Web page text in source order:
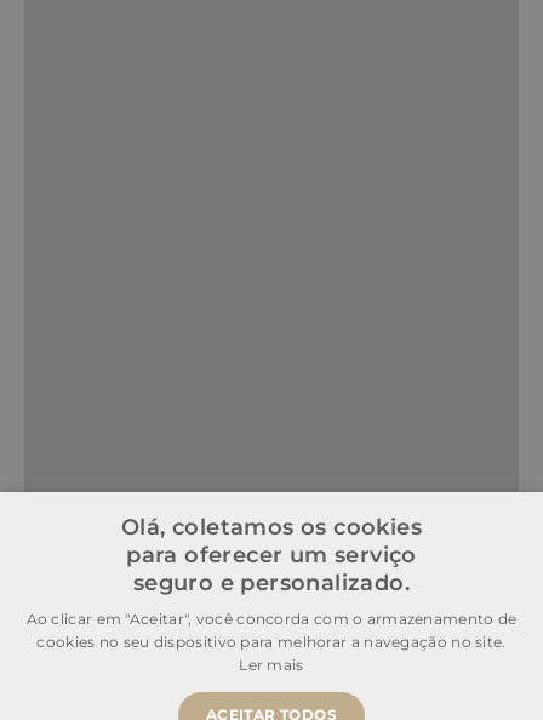
Olá, coletamos os cookies
para oferecer um serviço
seguro e personalizado.
Ao clicar em "Aceitar", você concorda com o armazenamento de
cookies no seu dispositivo para melhorar a navegação no site.
Ler mais
ACEITAR TODOS